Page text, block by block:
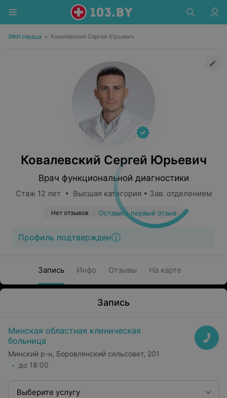
ЭФИ сердца • Ковалевский Сергей Юрьевич
Ковалевский Сергей Юрьевич
Врач функциональной диагностики
Стаж 12 лет • Высшая категория • Зав. отделением
Нет отзывов Оставить первый отзыв
Профиль подтвержден
Запись Инфо Отзывы На карте
Запись
Минская областная клиническая
больница
Минский р-н, Боровлянский сельсовет, 201
до 18:00
Выберите услугу